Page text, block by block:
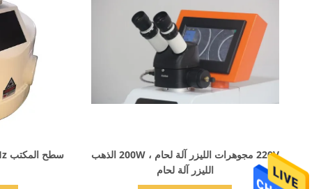
اظهر التفاصيل
220V مجوهرات الليزر آلة لحام ، 200W الذهب
الليزر آلة لحام